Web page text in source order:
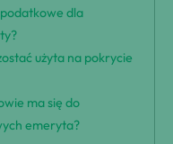
dla
użyta na pokrycie
ma się do
emeryta?